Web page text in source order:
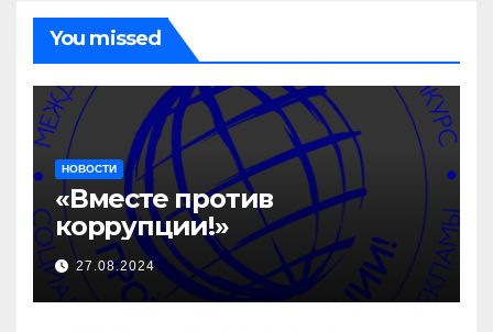
You missed
НОВОСТИ
«Вместе против
коррупции!»
27.08.2024